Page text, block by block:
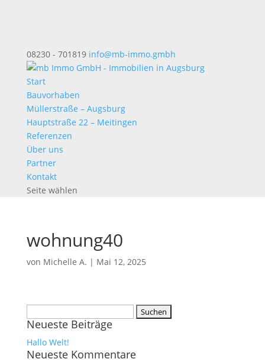
08230 - 701819 info@mb-immo.gmbh
Start
Bauvorhaben
Müllerstraße – Augsburg
Hauptstraße 22 – Meitingen
Referenzen
Über uns
Partner
Kontakt
Seite wählen
wohnung40
von Michelle A. | Mai 12, 2025
nach:
Neueste Beiträge
Hallo Welt!
Neueste Kommentare